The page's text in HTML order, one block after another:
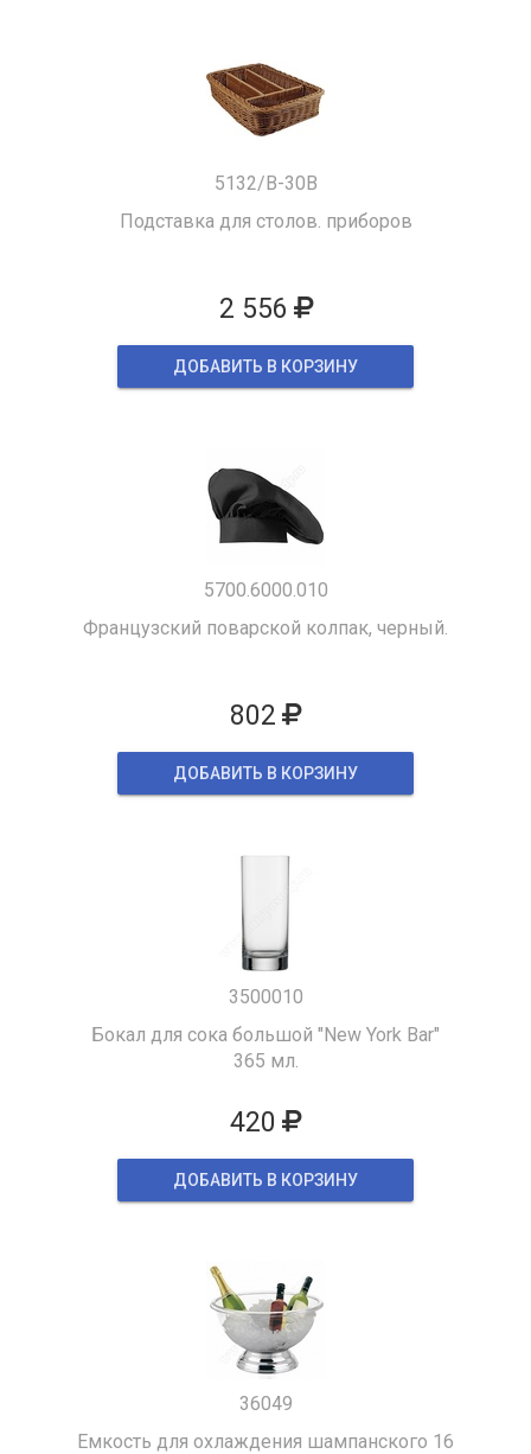
5132/B-30B
Подставка для столов. приборов
2 556
ДОБАВИТЬ В КОРЗИНУ
5700.6000.010
Французский поварской колпак, черный.
802
ДОБАВИТЬ В КОРЗИНУ
3500010
Бокал для сока большой "New York Bar"
365 мл.
420
ДОБАВИТЬ В КОРЗИНУ
36049
Емкость для охлаждения шампанского 16